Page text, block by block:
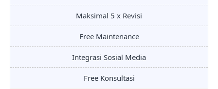
Maksimal 5 x Revisi
Free Maintenance
Integrasi Sosial Media
Free Konsultasi